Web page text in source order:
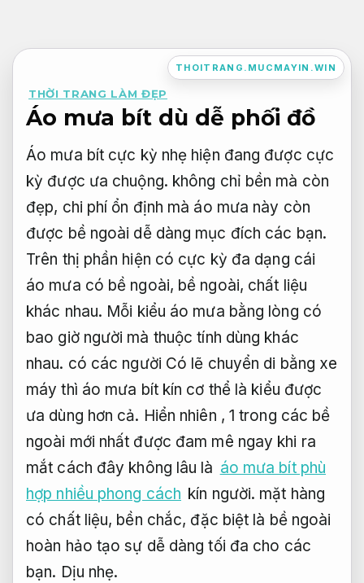
nội
dung
THOITRANG.MUCMAYIN.WIN
THỜI TRANG LÀM ĐẸP
Áo mưa bít dù dễ phối đồ
Áo mưa bít cực kỳ nhẹ hiện đang được cực
kỳ được ưa chuộng. không chỉ bền mà còn
đẹp, chi phí ổn định mà áo mưa này còn
được bề ngoài dễ dàng mục đích các bạn.
Trên thị phần hiện có cực kỳ đa dạng cái
áo mưa có bề ngoài, bề ngoài, chất liệu
khác nhau. Mỗi kiểu áo mưa bằng lòng có
bao giờ người mà thuộc tính dùng khác
nhau. có các người Có lẽ chuyển di bằng xe
máy thì áo mưa bít kín cơ thể là kiểu được
ưa dùng hơn cả. Hiển nhiên , 1 trong các bề
ngoài mới nhất được đam mê ngay khi ra
mắt cách đây không lâu là áo mưa bít phù
hợp nhiều phong cách kín người. mặt hàng
có chất liệu, bền chắc, đặc biệt là bề ngoài
hoàn hảo tạo sự dễ dàng tối đa cho các
bạn. Dịu nhẹ.